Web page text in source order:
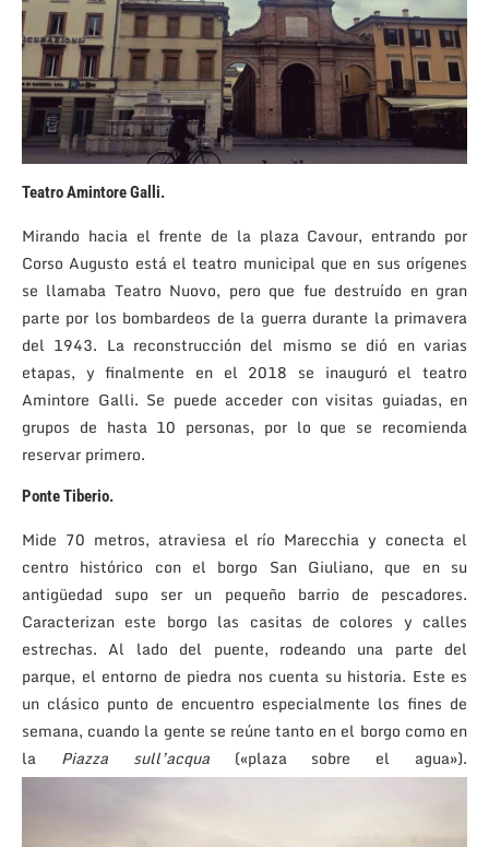
Teatro Amintore Galli.
Mirando hacia el frente de la plaza Cavour, entrando por
Corso Augusto está el teatro municipal que en sus orígenes
se llamaba Teatro Nuovo, pero que fue destruído en gran
parte por los bombardeos de la guerra durante la primavera
del 1943. La reconstrucción del mismo se dió en varias
etapas, y finalmente en el 2018 se inauguró el teatro
Amintore Galli. Se puede acceder con visitas guiadas, en
grupos de hasta 10 personas, por lo que se recomienda
reservar primero.
Ponte Tiberio.
Mide 70 metros, atraviesa el río Marecchia y conecta el
centro histórico con el borgo San Giuliano, que en su
antigüedad supo ser un pequeño barrio de pescadores.
Caracterizan este borgo las casitas de colores y calles
estrechas. Al lado del puente, rodeando una parte del
parque, el entorno de piedra nos cuenta su historia. Este es
un clásico punto de encuentro especialmente los fines de
semana, cuando la gente se reúne tanto en el borgo como en
la Piazza sull’acqua («plaza sobre el agua»).